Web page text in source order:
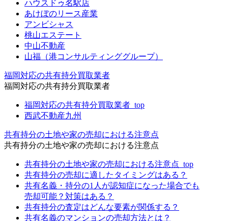
ハウスドゥ名駅店
あけぼのリース産業
アンビシャス
桃山エステート
中山不動産
山福（港コンサルティンググループ）
福岡対応の共有持分買取業者
福岡対応の共有持分買取業者
福岡対応の共有持分買取業者_top
西武不動産九州
共有持分の土地や家の売却における注意点
共有持分の土地や家の売却における注意点
共有持分の土地や家の売却における注意点_top
共有持分の売却に適したタイミングはある？
共有名義・持分の1人が認知症になった場合でも
売却可能？対策はある？
共有持分の査定はどんな要素が関係する？
共有名義のマンションの売却方法とは？